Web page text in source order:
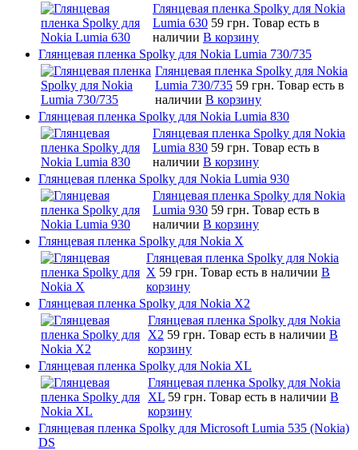
Глянцевая пленка Spolky для Nokia
Lumia 630 59 грн. Товар есть в
наличии В корзину
Глянцевая пленка Spolky для Nokia Lumia 730/735
Глянцевая пленка Spolky для Nokia
Lumia 730/735 59 грн. Товар есть в
наличии В корзину
Глянцевая пленка Spolky для Nokia Lumia 830
Глянцевая пленка Spolky для Nokia
Lumia 830 59 грн. Товар есть в
наличии В корзину
Глянцевая пленка Spolky для Nokia Lumia 930
Глянцевая пленка Spolky для Nokia
Lumia 930 59 грн. Товар есть в
наличии В корзину
Глянцевая пленка Spolky для Nokia X
Глянцевая пленка Spolky для Nokia
X 59 грн. Товар есть в наличии В
корзину
Глянцевая пленка Spolky для Nokia X2
Глянцевая пленка Spolky для Nokia
X2 59 грн. Товар есть в наличии В
корзину
Глянцевая пленка Spolky для Nokia XL
Глянцевая пленка Spolky для Nokia
XL 59 грн. Товар есть в наличии В
корзину
Глянцевая пленка Spolky для Microsoft Lumia 535 (Nokia)
DS